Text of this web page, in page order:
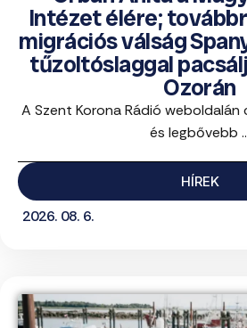
Intézet élére;
migrációs válság
tűzoltóslaggal
Ozorán
A Szent Korona Rádió
és legbővebb
HÍREK
2026. 08. 6.